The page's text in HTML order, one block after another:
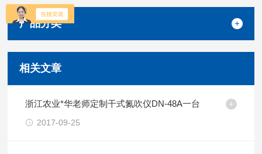
产品分类
相关文章
浙江农业*华老师定制干式氮吹仪DN-48A一台
2017-09-25